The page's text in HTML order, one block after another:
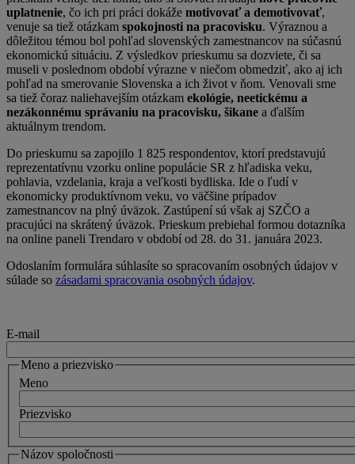
uplatnenie, čo ich pri práci dokáže motivovať a demotivovať,
venuje sa tiež otázkam spokojnosti na pracovisku. Výraznou a
dôležitou témou bol pohľad slovenských zamestnancov na súčasnú
ekonomickú situáciu. Z výsledkov prieskumu sa dozviete, či sa
museli v poslednom období výrazne v niečom obmedziť, ako aj ich
pohľad na smerovanie Slovenska a ich život v ňom. Venovali sme
sa tiež čoraz naliehavejším otázkam ekológie, neetickému a
nezákonnému správaniu na pracovisku, šikane a ďalším
aktuálnym trendom.
Do prieskumu sa zapojilo 1 825 respondentov, ktorí predstavujú
reprezentatívnu vzorku online populácie SR z hľadiska veku,
pohlavia, vzdelania, kraja a veľkosti bydliska. Ide o ľudí v
ekonomicky produktívnom veku, vo väčšine prípadov
zamestnancov na plný úväzok. Zastúpení sú však aj SZČO a
pracujúci na skrátený úväzok. Prieskum prebiehal formou dotazníka
na online paneli Trendaro v období od 28. do 31. januára 2023.
Odoslaním formulára súhlasíte so spracovaním osobných údajov v
súlade so zásadami spracovania osobných údajov.
E-mail
Meno a priezvisko
Meno
Priezvisko
Názov spoločnosti